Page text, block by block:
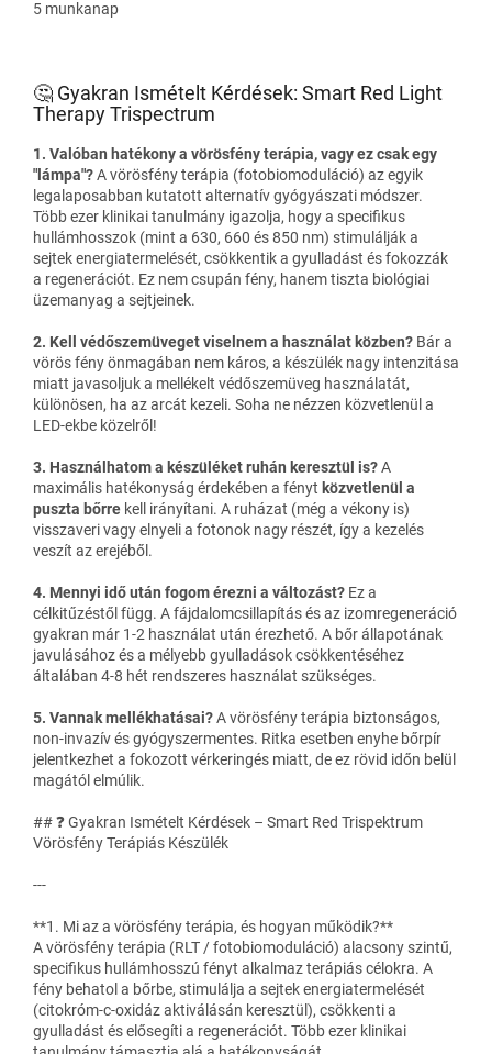
5 munkanap
🤔 Gyakran Ismételt Kérdések: Smart Red Light
Therapy Trispectrum
1. Valóban hatékony a vörösfény terápia, vagy ez csak egy
"lámpa"?A vörösfény terápia (fotobiomoduláció) az egyik
legalaposabban kutatott alternatív gyógyászati módszer.
Több ezer klinikai tanulmány igazolja, hogy a specifikus
hullámhosszok (mint a 630, 660 és 850 nm) stimulálják a
sejtek energiatermelését, csökkentik a gyulladást és fokozzák
a regenerációt. Ez nem csupán fény, hanem tiszta biológiai
üzemanyag a sejtjeinek.
2. Kell védőszemüveget viselnem a használat közben? Bár a
vörös fény önmagában nem káros, a készülék nagy intenzitása
miatt javasoljuk a mellékelt védőszemüveg használatát,
különösen, ha az arcát kezeli. Soha ne nézzen közvetlenül a
LED-ekbe közelről!
3. Használhatom a készüléket ruhán keresztül is?A
maximális hatékonyság érdekében a fényt közvetlenül a
puszta bőrre kell irányítani. A ruházat (még a vékony is)
visszaveri vagy elnyeli a fotonok nagy részét, így a kezelés
veszít az erejéből.
4. Mennyi idő után fogom érezni a változást? Ez a
célkitűzéstől függ. A fájdalomcsillapítás és az izomregeneráció
gyakran már 1-2 használat után érezhető. A bőr állapotának
javulásához és a mélyebb gyulladások csökkentéséhez
általában 4-8 hét rendszeres használat szükséges.
5. Vannak mellékhatásai?A vörösfény terápia biztonságos,
non-invazív és gyógyszermentes. Ritka esetben enyhe bőrpír
jelentkezhet a fokozott vérkeringés miatt, de ez rövid időn belül
magától elmúlik.
## ❓ Gyakran Ismételt Kérdések – Smart Red Trispektrum
Vörösfény Terápiás Készülék
---
**1. Mi az a vörösfény terápia, és hogyan működik?**
A vörösfény terápia (RLT / fotobiomoduláció) alacsony szintű,
specifikus hullámhosszú fényt alkalmaz terápiás célokra. A
fény behatol a bőrbe, stimulálja a sejtek energiatermelését
(citokróm-c-oxidáz aktiválásán keresztül), csökkenti a
gyulladást és elősegíti a regenerációt. Több ezer klinikai